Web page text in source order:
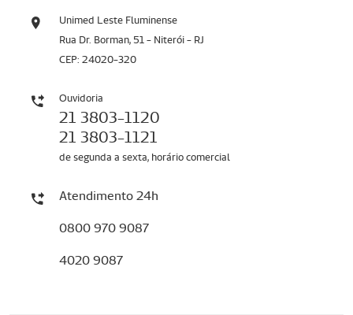
Unimed Leste Fluminense
Rua Dr. Borman, 51 - Niterói - RJ
CEP: 24020-320
Ouvidoria
21 3803-1120
21 3803-1121
de segunda a sexta, horário comercial
Atendimento 24h
0800 970 9087
4020 9087